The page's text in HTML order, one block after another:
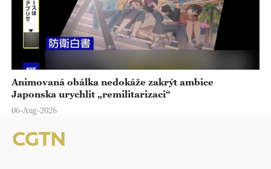
Animovaná obálka nedokáže zakrýt ambice
Japonska urychlit „remilitarizaci“
06-Aug-2026